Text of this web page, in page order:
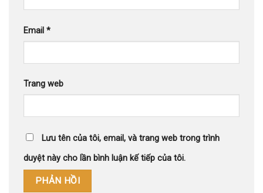
Email *
Trang web
Lưu tên của tôi, email, và trang web trong trình
duyệt này cho lần bình luận kế tiếp của tôi.